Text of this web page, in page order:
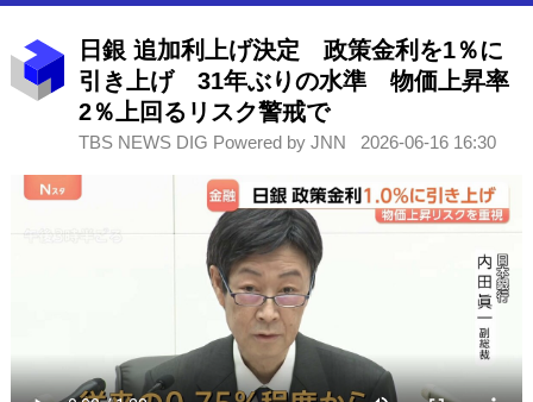
日銀 追加利上げ決定 政策金利を1％に
引き上げ 31年ぶりの水準 物価上昇率
2％上回るリスク警戒で
TBS NEWS DIG Powered by JNN 2026-06-16 16:30